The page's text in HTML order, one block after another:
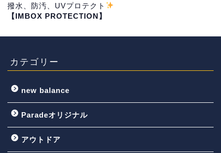
撥水、防汚、UVプロテクト
【IMBOX PROTECTION】
カテゴリー
new balance
Paradeオリジナル
アウトドア